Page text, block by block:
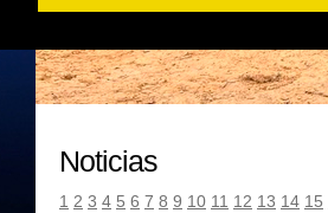
Noticias
1 2 3 4 5 6 7 8 9 10 11 12 13 14 15